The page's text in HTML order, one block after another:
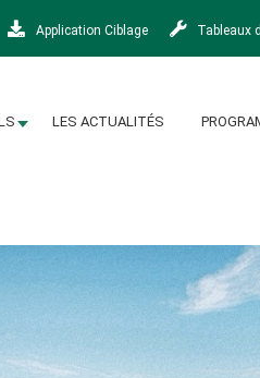
Application Ciblage Tableaux
LES ACTUALITÉS